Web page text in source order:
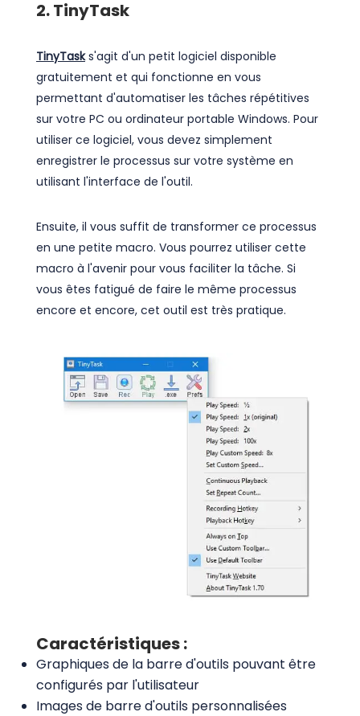
2. TinyTask
TinyTasks'agit d'un petit logiciel disponible
gratuitement et qui fonctionne en vous
permettant d'automatiser les tâches répétitives
sur votre PC ou ordinateur portable Windows. Pour
utiliser ce logiciel, vous devez simplement
enregistrer le processus sur votre système en
utilisant l'interface de l'outil.
Ensuite, il vous suffit de transformer ce processus
en une petite macro. Vous pourrez utiliser cette
macro à l'avenir pour vous faciliter la tâche. Si
vous êtes fatigué de faire le même processus
encore et encore, cet outil est très pratique.
Caractéristiques :
Graphiques de la barre d'outils pouvant être
configurés par l'utilisateur
Images de barre d'outils personnalisées